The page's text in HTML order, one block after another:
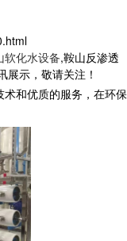
软化水设备,鞍山反渗透
示，敬请关注！
术和优质的服务，在环保